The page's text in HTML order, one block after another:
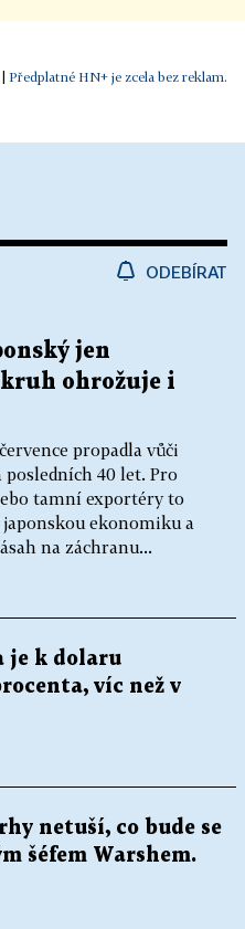
Předplatné HN+ je zcela bez reklam.
ODEBÍRAT
jen
ohrožuje i
propadla vůči
40 let. Pro
tamní exportéry to
ekonomiku a
na záchranu...
je k dolaru
víc než v
netuší, co bude se
šéfem Warshem.